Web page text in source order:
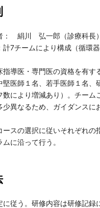
： 絹川 弘一郎（診療科長）
計7チームにより構成（循環
指導医・専門医の資格を有す
堅医師１名、若手医師１名、
数により増減あり）。チー
少異なるため、ガイダンスに
ースの選択に従いそれぞれの
に沿って行う。
に従う。研修内容は研修記録